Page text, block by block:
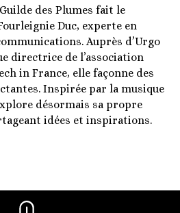
des Plumes fait le
Duc, experte en
Auprès d’Urgo
directrice de l’association
in France, elle façonne des
Inspirée par la musique
désormais sa propre
idées et inspirations.